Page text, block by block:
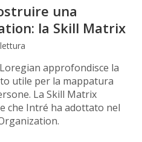
una
la Skill Matrix
approfondisce la
utile per la mappatura
La Skill Matrix
che Intré ha adottato nel